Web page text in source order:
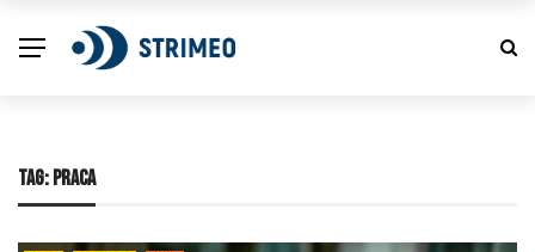
TAG: PRACA